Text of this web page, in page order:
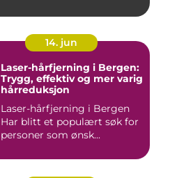
14. jun
Laser-hårfjerning i Bergen:
Trygg, effektiv og mer varig
hårreduksjon
Laser-hårfjerning i Bergen
Har blitt et populært søk for
personer som ønsk...